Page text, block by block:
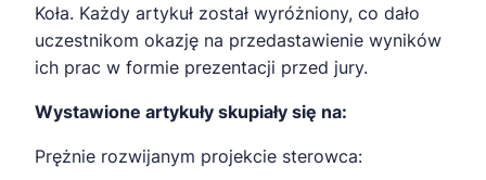
Koła. Każdy artykuł został wyróżniony, co dało
uczestnikom okazję na przedastawienie wyników
ich prac w formie prezentacji przed jury.
Wystawione artykuły skupiały się na:
Prężnie rozwijanym projekcie sterowca: